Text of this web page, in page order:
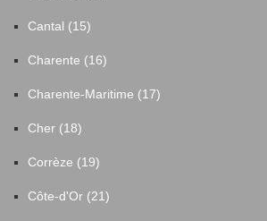
Cantal (15)
Charente (16)
Charente-Maritime (17)
Cher (18)
Corrèze (19)
Côte-d'Or (21)